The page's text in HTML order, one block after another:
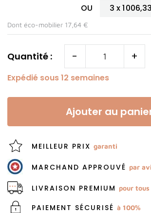
OU 3 x1
Dont éco-mobilier 17,64 €
Quantité : - +
Expédié sous 12 semaines
Ajouter au
MEILLEUR PRIX garanti
MARCHAND APPROUVÉ par
LIVRAISON PREMIUM pour
PAIEMENT SÉCURISÉ à 100%